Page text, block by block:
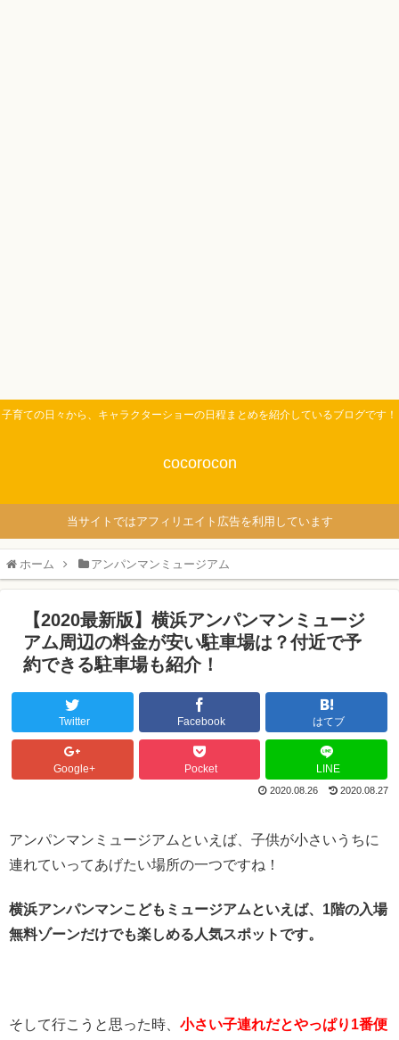
子育ての日々から、キャラクターショーの日程まとめを紹介しているブログです！
cocorocon
当サイトではアフィリエイト広告を利用しています
ホーム アンパンマンミュージアム
【2020最新版】横浜アンパンマンミュージ
アム周辺の料金が安い駐車場は？付近で予
約できる駐車場も紹介！
Twitter Facebook はてブ
Google+ Pocket LINE
2020.08.26 2020.08.27
アンパンマンミュージアムといえば、子供が小さいうちに
連れていってあげたい場所の一つですね！
横浜アンパンマンこどもミュージアムといえば、1階の入場
無料ゾーンだけでも楽しめる人気スポットです。
そして行こうと思った時、 小さい子連れだとやっぱり1番便